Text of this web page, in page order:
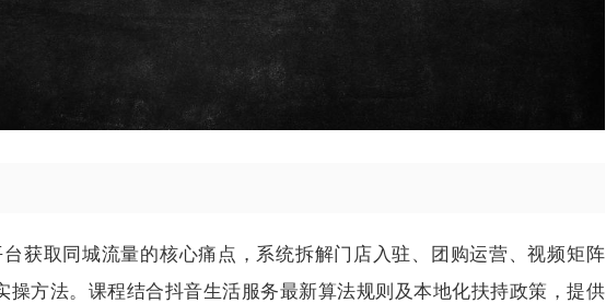
台获取同城流量的核心痛点，系统拆解门店入驻、团购运营、视频矩阵
操方法。课程结合抖音生活服务最新算法规则及本地化扶持政策，提供